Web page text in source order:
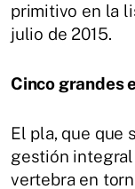
primitivo en la
julio de 2015.
Cinco grandes
El pla, que que
gestión integral
vertebra en